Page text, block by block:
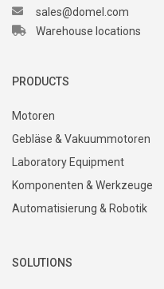
sales@domel.com
Warehouse locations
PRODUCTS
Motoren
Gebläse & Vakuummotoren
Laboratory Equipment
Komponenten & Werkzeuge
Automatisierung & Robotik
SOLUTIONS